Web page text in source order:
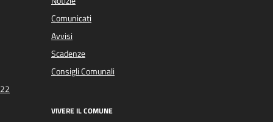
Comunicati
Avvisi
Scadenze
Consigli Comunali
VIVERE IL COMUNE